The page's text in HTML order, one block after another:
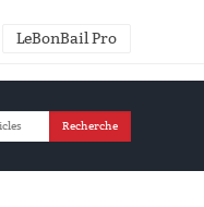
LeBonBail Pro